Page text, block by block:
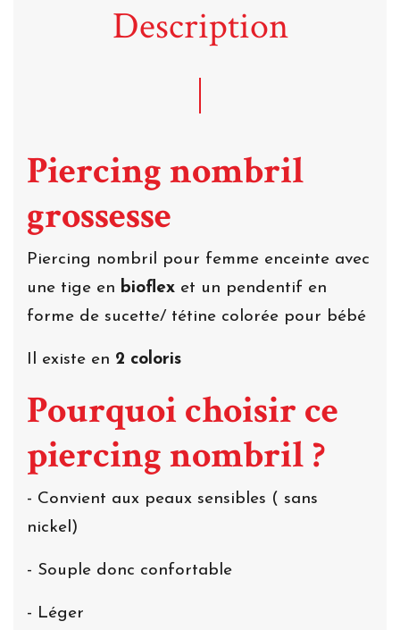
Description
Piercing nombril
grossesse
Piercing nombril pour femme enceinte avec
une tige en bioflex et un pendentif en
forme de sucette/ tétine colorée pour bébé
Il existe en 2 coloris
Pourquoi choisir ce
piercing nombril ?
- Convient aux peaux sensibles ( sans
nickel)
- Souple donc confortable
- Léger